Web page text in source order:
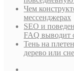
Чем
мессенджерах
SEO и
FAQ выводит
Тень на
дерево или